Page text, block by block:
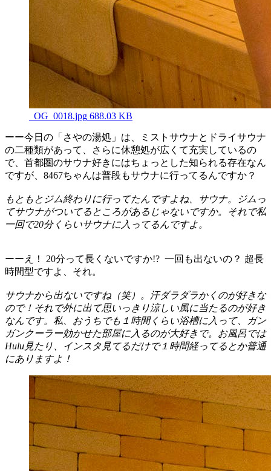
_OG_0018.jpg 688.03 KB
ーー今日の「さやの湯処」は、ミストサウナとドライサウナ
の二種類があって、さらに休憩処が広くて充実しているの
で、首都圏のサウナ好きにはちょっとした知られる存在なん
ですが、8467ちゃんは普段もサウナに行ってるんですか？
もともとジム終わりに行ってたんですよね、サウナ。ジムっ
てサウナがついてるところがあるじゃないですか。それで私
一回で20分くらいサウナに入ってるんですよ。
ーーえ！ 20分って長くないですか!? 一回も出ないの？ 超長
時間型ですよ、それ。
サウナから出ないですね（笑）。汗ダラダラかくのが好きな
ので！それで外に出て思いっきり涼しい風に当たるのが好き
なんです。私、おうちでも１時間くらい浴槽に入って、ガン
ガンクーラー効かせた部屋に入るのが大好きで。お風呂では
Hulu見たり、インスタ見てるだけで１時間経ってるとか普通
にありますよ！